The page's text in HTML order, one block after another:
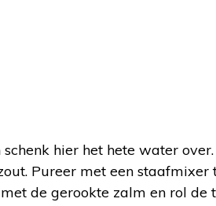
hier het hete water
Pureer met een staafmixer
de gerookte zalm en rol de